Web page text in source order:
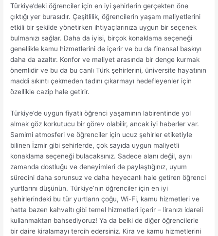
Türkiye’deki öğrenciler için en iyi şehirlerin gerçekten öne
çıktığı yer burasıdır. Çeşitlilik, öğrencilerin yaşam maliyetlerini
etkili bir şekilde yönetirken ihtiyaçlarınıza uygun bir seçenek
bulmanızı sağlar. Daha da iyisi, birçok konaklama seçeneği
genellikle kamu hizmetlerini de içerir ve bu da finansal baskıyı
daha da azaltır. Konfor ve maliyet arasında bir denge kurmak
önemlidir ve bu da bu canlı Türk şehirlerini, üniversite hayatının
maddi sıkıntı çekmeden tadını çıkarmayı hedefleyenler için
özellikle cazip hale getirir.
Türkiye’de uygun fiyatlı öğrenci yaşamının labirentinde yol
almak göz korkutucu bir görev olabilir, ancak iyi haberler var.
Samimi atmosferi ve öğrenciler için ucuz şehirler etiketiyle
bilinen İzmir gibi şehirlerde, çok sayıda uygun maliyetli
konaklama seçeneği bulacaksınız. Sadece alanı değil, aynı
zamanda dostluğu ve deneyimleri de paylaştığınız, uyum
sürecini daha sorunsuz ve daha heyecanlı hale getiren öğrenci
yurtlarını düşünün. Türkiye’nin öğrenciler için en iyi
şehirlerindeki bu tür yurtların çoğu, Wi-Fi, kamu hizmetleri ve
hatta bazen kahvaltı gibi temel hizmetleri içerir – liranızı idareli
kullanmaktan bahsediyoruz! Ya da belki de diğer öğrencilerle
bir daire kiralamayı tercih edersiniz. Kira ve kamu hizmetlerini